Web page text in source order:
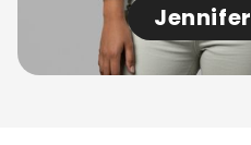
Jennifer